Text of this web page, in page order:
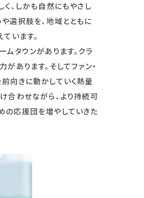
く、しかも自然にもやさし
選択肢を、地域とともに
います。
ムタウンがあります。クラ
があります。そしてファン・
向きに動かしていく熱量
合わせながら、より持続可
の応援団を増やしていきた